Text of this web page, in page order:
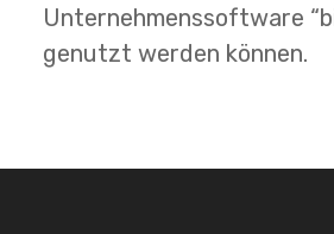
Unternehmenssoftware
genutzt werden können.